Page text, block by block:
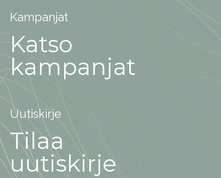
Kampanjat
Katso
kampanjat
Uutiskirje
Tilaa
uutiskirje